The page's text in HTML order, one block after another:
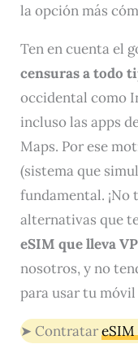
la opción más
Ten en cuenta el
censuras a todo
occidental como
incluso las apps
Maps. Por ese
(sistema que
fundamental. ¡No
alternativas que
eSIM que lleva
nosotros, y no
para usar tu
➤ ContratareSIM